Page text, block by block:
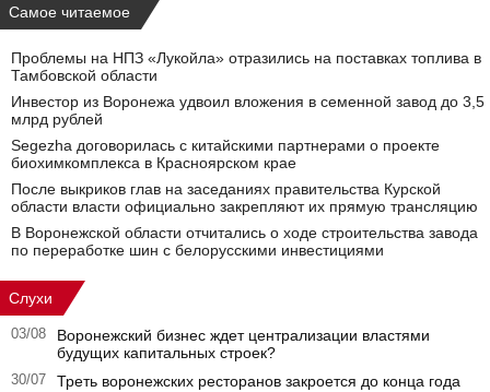
Самое читаемое
Проблемы на НПЗ «Лукойла» отразились на поставках топлива в
Тамбовской области
Инвестор из Воронежа удвоил вложения в семенной завод до 3,5
млрд рублей
Segezha договорилась с китайскими партнерами о проекте
биохимкомплекса в Красноярском крае
После выкриков глав на заседаниях правительства Курской
области власти официально закрепляют их прямую трансляцию
В Воронежской области отчитались о ходе строительства завода
по переработке шин с белорусскими инвестициями
Слухи
03/08
Воронежский бизнес ждет централизации властями
будущих капитальных строек?
30/07 Треть воронежских ресторанов закроется до конца года